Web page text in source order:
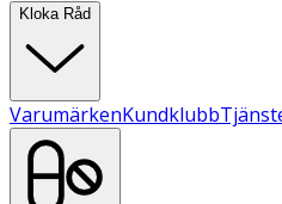
Kloka Råd
VarumärkenKundklubb